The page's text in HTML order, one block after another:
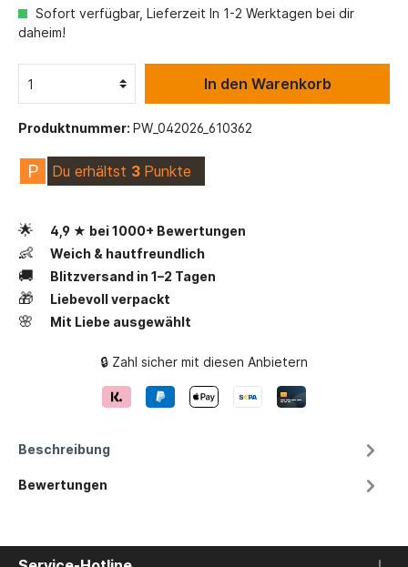
Sofort verfügbar, Lieferzeit In 1-2 Werktagen bei dir
daheim!
In den Warenkorb
Produktnummer: PW_042026_610362
P Du erhältst 3 Punkte
🌟 4,9 ★ bei 1000+ Bewertungen
👶 Weich & hautfreundlich
🚚 Blitzversand in 1–2 Tagen
🎁 Liebevoll verpackt
🌸 Mit Liebe ausgewählt
🔒 Zahl sicher mit diesen Anbietern
Beschreibung
Bewertungen